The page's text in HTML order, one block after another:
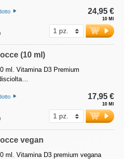
10 Ml
24,95 €
(10 ml)
ml. Vitamina D3 Premium
10 Ml
17,95 €
vegan
ml. Vitamina D3 premium vegana